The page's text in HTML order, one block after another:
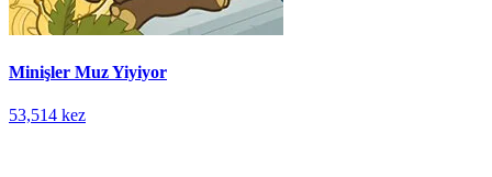
Minişler Muz Yiyiyor
53,514 kez